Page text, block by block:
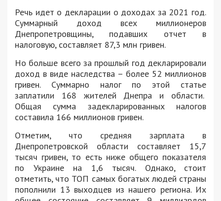
Речь идет о декларации о доходах за 2021 год.
Суммарный доход всех миллионеров
Днепропетровщины, подавших отчет в
налоговую, составляет 87,3 млн гривен.
Но больше всего за прошлый год декларировали
доход в виде наследства – более 52 миллионов
гривен. Суммарно налог по этой статье
заплатили 168 жителей Днепра и области.
Общая сумма задекларированных налогов
составила 166 миллионов гривен.
Отметим, что средняя зарплата в
Днепропетровской области составляет 15,7
тысяч гривен, то есть ниже общего показателя
по Украине на 1,6 тысяч. Однако, стоит
отметить, что ТОП самых богатых людей страны
пополнили 13 выходцев из нашего региона. Их